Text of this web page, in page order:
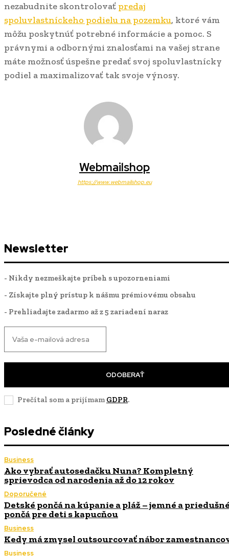
nezabudnite skontrolovať predaj
spoluvlastníckeho podielu na pozemku, ktoré vám
môžu poskytnúť potrebné informácie a pomoc. S
právnymi a odbornými znalosťami na vašej strane
máte možnosť úspešne predať svoj spoluvlastnícky
podiel a maximalizovať tak svoje výnosy.
Webmailshop
https://www.webmailshop.eu
Newsletter
- Nikdy nezmeškajte príbeh s upozorneniami
- Získajte plný prístup k nášmu prémiovému obsahu
- Prehliadajte zadarmo až z 5 zariadení naraz
ODOBERAŤ
Prečítal som a prijímam GDPR.
Posledné články
Business
Ako vybrať autosedačku Nuna? Kompletný
sprievodca od narodenia až do 12 rokov
Doporučené
Detské pončá na kúpanie a pláž – jemné a
pončá pre deti s kapucňou
Business
Kedy má zmysel outsourcovať nábor
Business